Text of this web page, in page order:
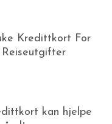
Kredittkort For
kan hjelpe